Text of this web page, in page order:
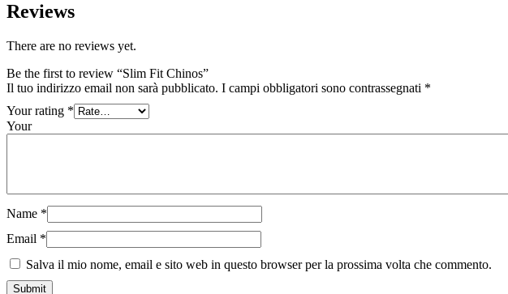
Reviews
There are no reviews yet.
Be the first to review “Slim Fit Chinos”
Il tuo indirizzo email non sarà pubblicato. I campi obbligatori sono contrassegnati *
Your rating *
Your
Name *
Email *
Salva il mio nome, email e sito web in questo browser per la prossima volta che commento.